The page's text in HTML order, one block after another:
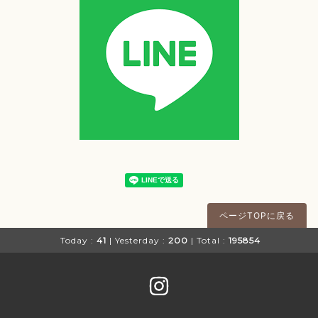
ページTOPに戻る
Today : 41 | Yesterday : 200 | Total : 195854